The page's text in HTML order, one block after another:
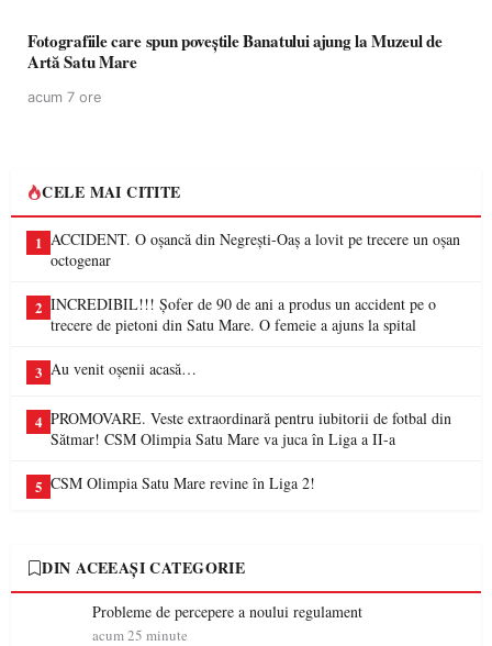
Fotografiile care spun poveștile Banatului ajung la Muzeul de
Artă Satu Mare
acum 7 ore
CELE MAI CITITE
1 ACCIDENT. O oșancă din Negrești-Oaș a lovit pe trecere un oșan
octogenar
2 INCREDIBIL!!! Șofer de 90 de ani a produs un accident pe o
trecere de pietoni din Satu Mare. O femeie a ajuns la spital
3 Au venit oșenii acasă…
4 PROMOVARE. Veste extraordinară pentru iubitorii de fotbal din
Sătmar! CSM Olimpia Satu Mare va juca în Liga a II-a
5 CSM Olimpia Satu Mare revine în Liga 2!
DIN ACEEAȘI CATEGORIE
Probleme de percepere a noului regulament
acum 25 minute